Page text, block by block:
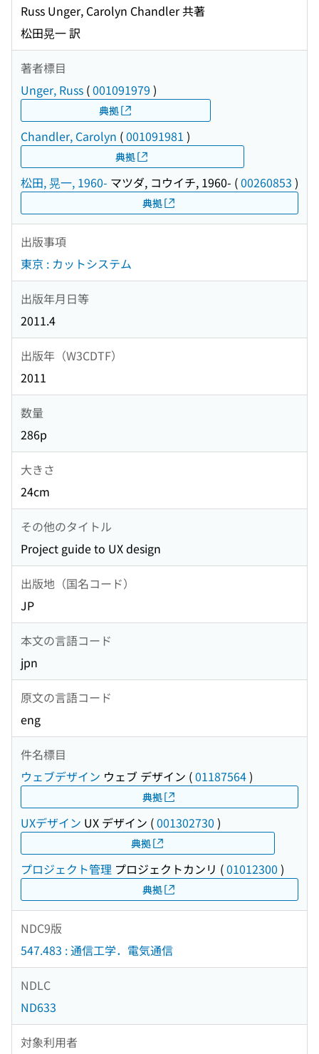
Russ Unger, Carolyn Chandler 共著
松田晃一 訳
著者標目
Unger, Russ (001091979 )
典拠
Chandler, Carolyn (001091981 )
典拠
松田, 晃一, 1960- マツダ, コウイチ, 1960- (00260853 )
典拠
出版事項
東京 : カットシステム
出版年月日等
2011.4
出版年（W3CDTF）
2011
数量
286p
大きさ
24cm
その他のタイトル
Project guide to UX design
出版地（国名コード）
JP
本文の言語コード
jpn
原文の言語コード
eng
件名標目
ウェブデザイン ウェブ デザイン (01187564)
典拠
UXデザイン UX デザイン (001302730 )
典拠
プロジェクト管理 プロジェクトカンリ (01012300 )
典拠
NDC9版
547.483 : 通信工学．電気通信
NDLC
ND633
対象利用者